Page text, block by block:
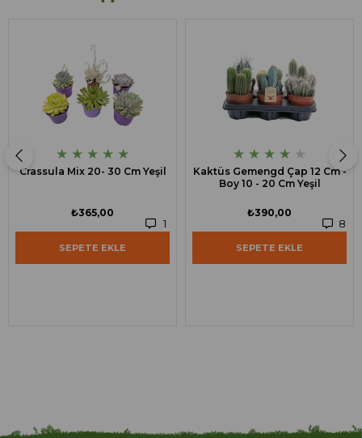
★ ★ ★ ★ ★
Crassula Mix 20- 30 Cm Yeşil
1
₺365,00
SEPETE EKLE
★ ★ ★ ★ ★
Kaktüs Gemengd Çap 12 Cm -
Boy 10 - 20 Cm Yeşil
8
₺390,00
SEPETE EKLE